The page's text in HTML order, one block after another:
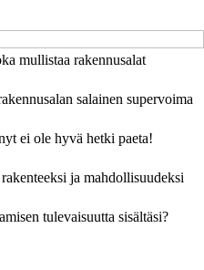
mullistaa rakennusalat
salainen supervoima
ei ole hyvä hetki paeta!
ja mahdollisuudeksi
tulevaisuutta sisältäsi?